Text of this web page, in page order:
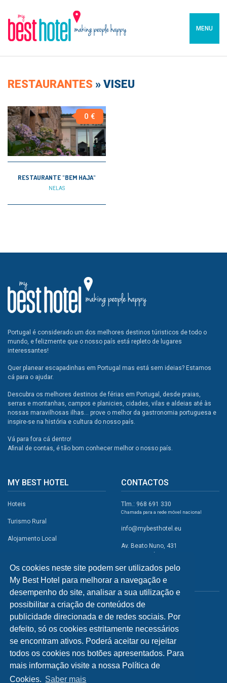
Os cookies neste site podem ser utilizados pelo
My Best Hotel para melhorar a navegação e
desempenho do site, analisar a sua utilização e
possibilitar a criação de conteúdos de
publicidade direcionada e de redes sociais. Por
defeito, só os cookies estritamente necessários
se encontram ativos. Poderá aceitar ou rejeitar
todos os cookies nos botões apresentados. Para
mais informação visite a nossa Política de
Cookies. Saber mais
MENU
RESTAURANTES » VISEU
0 €
RESTAURANTE "BEM HAJA"
NELAS
Portugal é considerado um dos melhores destinos túristicos de todo o
mundo, e felizmente que o nosso país está repleto de lugares
interessantes!
Quer planear escapadinhas em Portugal mas está sem ideias? Estamos
cá para o ajudar.
Descubra os melhores destinos de férias em Portugal, desde praias,
serras e montanhas, campos e planicies, cidades, vilas e aldeias até às
nossas maravilhosas ilhas... prove o melhor da gastronomia portuguesa e
inspire-se na história e cultura do nosso país.
Vá para fora cá dentro!
Afinal de contas, é tão bom conhecer melhor o nosso país.
MY BEST HOTEL
Hoteis
Turismo Rural
Alojamento Local
Atividades
Restaurantes
A Visitar
INFORMAÇÕES
CONTACTOS
Tlm.: 968 691 330
Chamada para a rede móvel nacional
info@mybesthotel.eu
Av. Beato Nuno, 431
REDES SOCIAIS